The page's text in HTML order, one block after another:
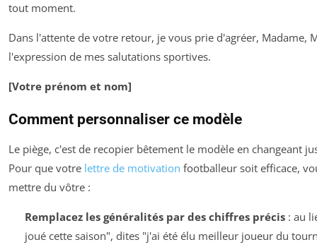
tout moment.
Dans l'attente de votre retour, je vous prie d'agréer, Madame,
l'expression de mes salutations sportives.
[Votre prénom et nom]
Comment personnaliser ce modèle
Le piège, c'est de recopier bêtement le modèle en changeant
Pour que votre lettre de motivation footballeur soit efficace,
mettre du vôtre :
Remplacez les généralités par des chiffres précis: au
joué cette saison", dites "j'ai été élu meilleur joueur du